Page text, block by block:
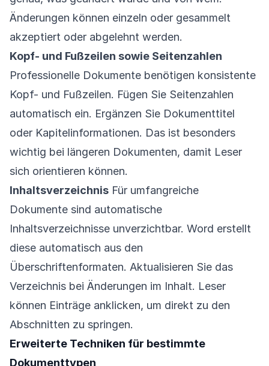
Änderungen können einzeln oder gesammelt
akzeptiert oder abgelehnt werden.
Kopf- und Fußzeilen sowie Seitenzahlen
Professionelle Dokumente benötigen konsistente
Kopf- und Fußzeilen. Fügen Sie Seitenzahlen
automatisch ein. Ergänzen Sie Dokumenttitel
oder Kapitelinformationen. Das ist besonders
wichtig bei längeren Dokumenten, damit Leser
sich orientieren können.
Inhaltsverzeichnis Für umfangreiche
Dokumente sind automatische
Inhaltsverzeichnisse unverzichtbar. Word erstellt
diese automatisch aus den
Überschriftenformaten. Aktualisieren Sie das
Verzeichnis bei Änderungen im Inhalt. Leser
können Einträge anklicken, um direkt zu den
Abschnitten zu springen.
Erweiterte Techniken für bestimmte
Dokumenttypen